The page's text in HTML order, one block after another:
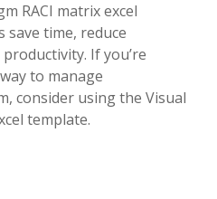
RACI matrix excel
save time, reduce
If you’re
to manage
consider using the Visual
template.